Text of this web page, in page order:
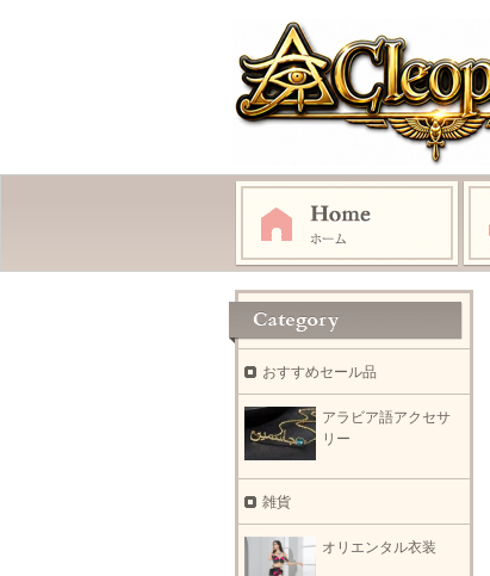
おすすめセール品
アラビア語アクセサ
リー
雑貨
オリエンタル衣装